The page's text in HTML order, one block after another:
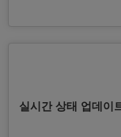
실시간 상태 업데이